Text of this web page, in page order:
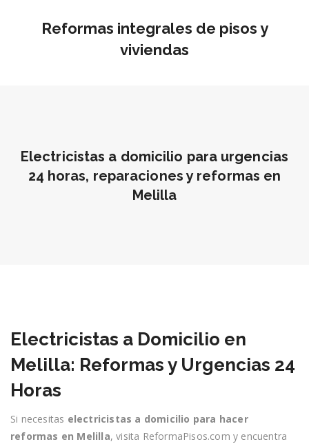
Reformas integrales de pisos y
viviendas
Electricistas a domicilio para urgencias
24 horas, reparaciones y reformas en
Melilla
Electricistas a Domicilio en
Melilla: Reformas y Urgencias 24
Horas
Si necesitas electricistas a domicilio para hacer
reformas en Melilla, visita ReformaPisos.com y encuentra